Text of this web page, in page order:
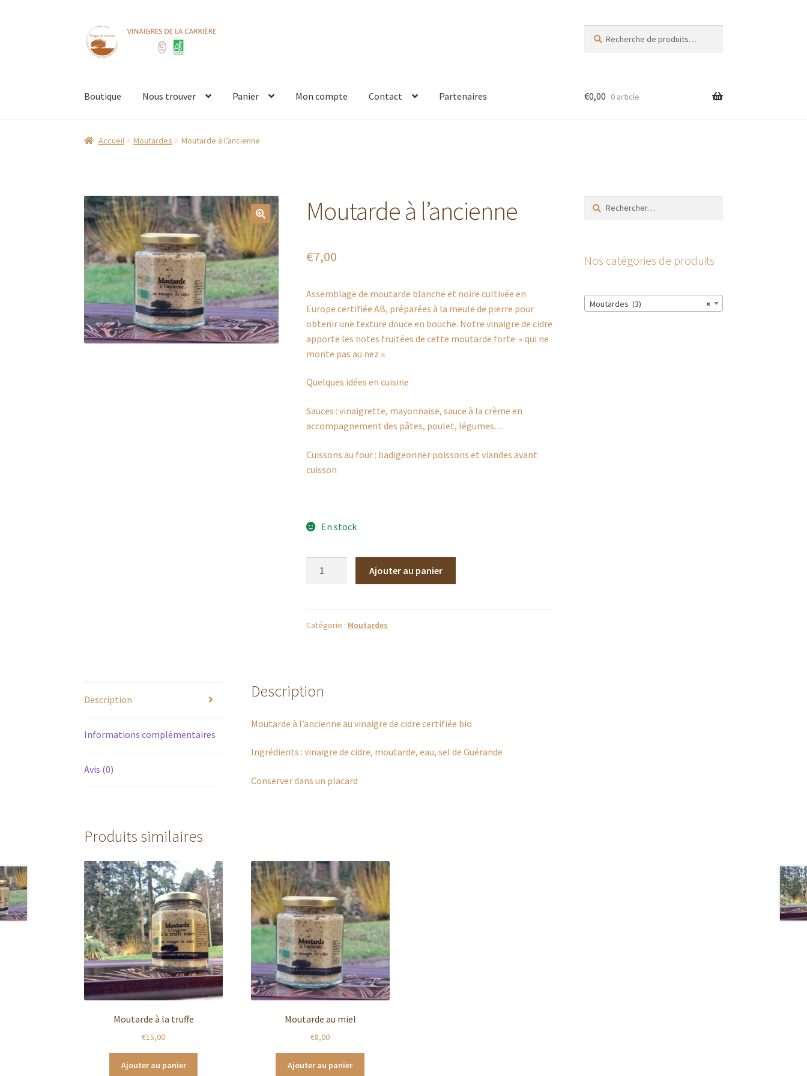
Aller
à
Aller
au
contenu
pour :
Boutique Nous trouver Panier Mon compte Contact Partenaires
Accueil Boutique CGV Mentions Légales
€0,00 0 article
Accueil Moutardes Moutarde à l’ancienne
Moutarde à l’ancienne
€7,00
Assemblage de moutarde blanche et noire cultivée en
Europe certifiée AB, préparées à la meule de pierre pour
obtenir une texture douce en bouche. Notre vinaigre de cidre
apporte les notes fruitées de cette moutarde forte « qui ne
monte pas au nez ».
Quelques idées en cuisine
Sauces : vinaigrette, mayonnaise, sauce à la crème en
accompagnement des pâtes, poulet, légumes…
Cuissons au four : badigeonner poissons et viandes avant
cuisson
En stock
l'ancienne
Ajouter au panier
Catégorie : Moutardes
Description
Informations complémentaires
Avis (0)
Description
Moutarde à l’ancienne au vinaigre de cidre certifiée bio
Ingrédients : vinaigre de cidre, moutarde, eau, sel de Guérande
Conserver dans un placard
Produits similaires
Moutarde à la truffe
€15,00
Ajouter au panier
Moutarde au miel
€8,00
Ajouter au panier
Rechercher :
Nos catégories de produits
×
Moutardes (3)